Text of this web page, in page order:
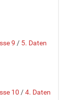
9 / 5. Daten
10 /4. Daten